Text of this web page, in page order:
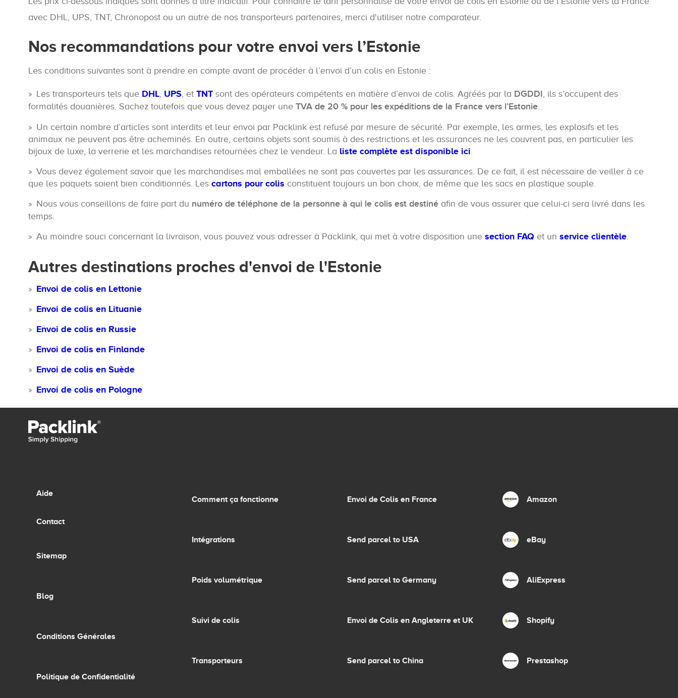
avec DHL, UPS, TNT, Chronopost ou un autre de nos transporteurs partenaires, merci d'utiliser notre comparateur.
Nos recommandations pour votre envoi vers l’Estonie
Les conditions suivantes sont à prendre en compte avant de procéder à l’envoi d’un colis en Estonie :
Les transporteurs tels que DHL, UPS, et TNT sont des opérateurs compétents en matière d’envoi de colis. Agréés par la DGDDI, ils s’occupent des
formalités douanières. Sachez toutefois que vous devez payer une TVA de 20 % pour les expéditions de la France vers l’Estonie.
Un certain nombre d’articles sont interdits et leur envoi par Packlink est refusé par mesure de sécurité. Par exemple, les armes, les explosifs et les
animaux ne peuvent pas être acheminés. En outre, certains objets sont soumis à des restrictions et les assurances ne les couvrent pas, en particulier les
bijoux de luxe, la verrerie et les marchandises retournées chez le vendeur. La liste complète est disponible ici.
Vous devez également savoir que les marchandises mal emballées ne sont pas couvertes par les assurances. De ce fait, il est nécessaire de veiller à ce
que les paquets soient bien conditionnés. Les cartons pour colis constituent toujours un bon choix, de même que les sacs en plastique souple.
Nous vous conseillons de faire part du numéro de téléphone de la personne à qui le colis est destiné afin de vous assurer que celui-ci sera livré dans les
temps.
Au moindre souci concernant la livraison, vous pouvez vous adresser à Packlink, qui met à votre disposition une section FAQ et un service clientèle.
Autres destinations proches d'envoi de l'Estonie
Envoi de colis en Lettonie
Envoi de colis en Lituanie
Envoi de colis en Russie
Envoi de colis en Finlande
Envoi de colis en Suède
Envoi de colis en Pologne
Aide
Contact
Sitemap
Blog
Conditions Générales
Politique de Confidentialité
Comment ça fonctionne
Intégrations
Poids volumétrique
Suivi de colis
Transporteurs
Envoi de Colis en France
Send parcel to USA
Send parcel to Germany
Envoi de Colis en Angleterre et UK
Send parcel to China
Amazon
eBay
AliExpress
Shopify
Prestashop